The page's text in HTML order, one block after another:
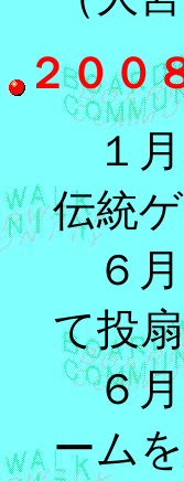
２００
１月
伝統
６月
て投
６月
ームを